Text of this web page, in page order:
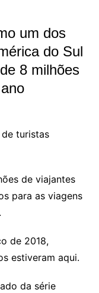
um dos
do Sul
8 milhões
turistas
de viajantes
para as viagens
de 2018,
estiveram aqui.
da série